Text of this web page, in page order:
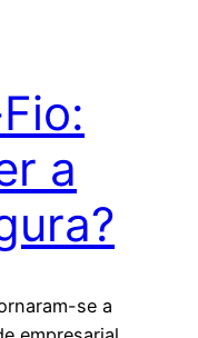
a
se a